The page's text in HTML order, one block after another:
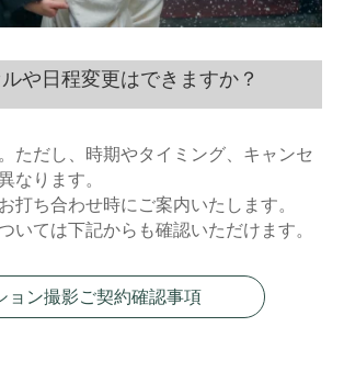
や日程変更はできますか？
ただし、時期やタイミング、キャンセ
なります。
打ち合わせ時にご案内いたします。
いては下記からも確認いただけます。
ョン撮影ご契約確認事項